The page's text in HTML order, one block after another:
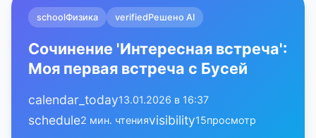
schoolФизика verifiedРешено AI
Сочинение 'Интересная встреча':
Моя первая встреча с Бусей
calendar_today13.01.2026 в 16:37
schedule2 мин. чтенияvisibility15просмотр